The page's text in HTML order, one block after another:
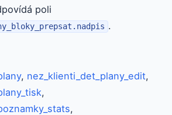
poli
.
, nez_klienti_det_plany_edit,
,
,